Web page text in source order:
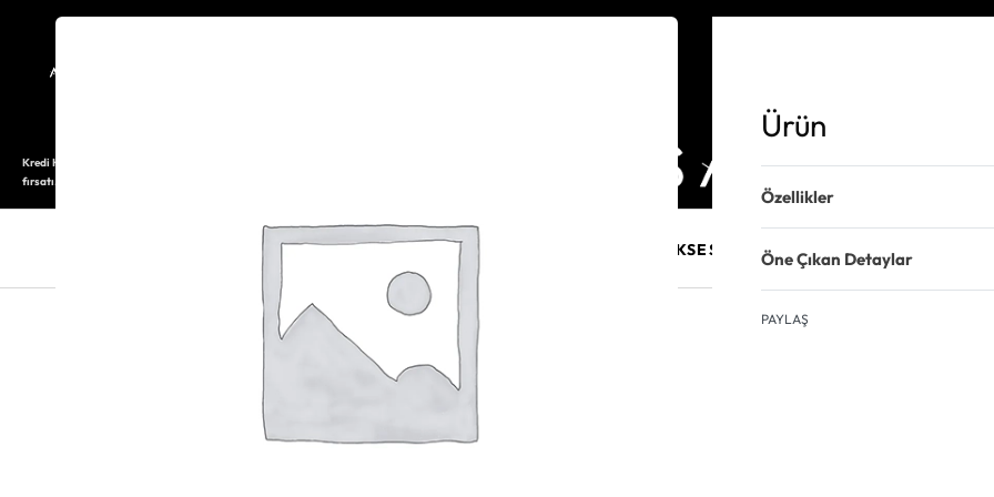
Kredi Kartı ile 12 aya varan taksitli alışveriş imkanı. Üstelik ilk 6 taksite %0 komisyon
fırsatı.
SAAT AKSESUARLARI TAKI VE MÜCEVHER PURO AKSESUARLARI KALEM VE AKSESUAR
Ürün
Özellikler
Öne Çıkan Detaylar
PAYLAŞ